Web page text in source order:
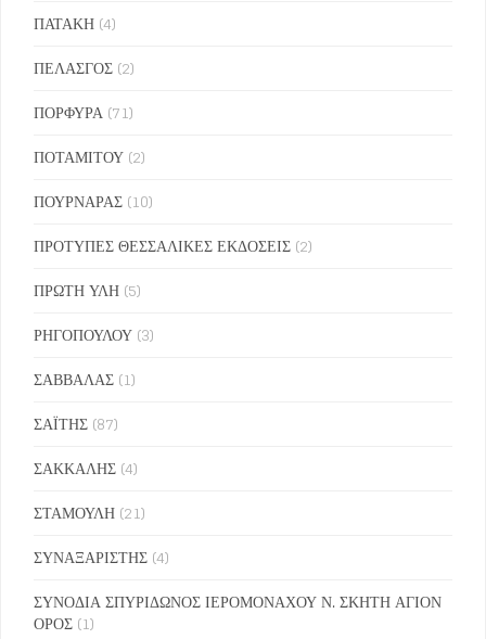
ΠΑΤΑΚΗ (4)
ΠΕΛΑΣΓΟΣ (2)
ΠΟΡΦΥΡΑ (71)
ΠΟΤΑΜΙΤΟΥ (2)
ΠΟΥΡΝΑΡΑΣ (10)
ΠΡΟΤΥΠΕΣ ΘΕΣΣΑΛΙΚΕΣ ΕΚΔΟΣΕΙΣ (2)
ΠΡΩΤΗ ΥΛΗ (5)
ΡΗΓΟΠΟΥΛΟΥ (3)
ΣΑΒΒΑΛΑΣ (1)
ΣΑΪΤΗΣ (87)
ΣΑΚΚΑΛΗΣ (4)
ΣΤΑΜΟΥΛΗ (21)
ΣΥΝΑΞΑΡΙΣΤΗΣ (4)
ΣΥΝΟΔΙΑ ΣΠΥΡΙΔΩΝΟΣ ΙΕΡΟΜΟΝΑΧΟΥ Ν. ΣΚΗΤΗ ΑΓΙΟΝ
ΟΡΟΣ (1)